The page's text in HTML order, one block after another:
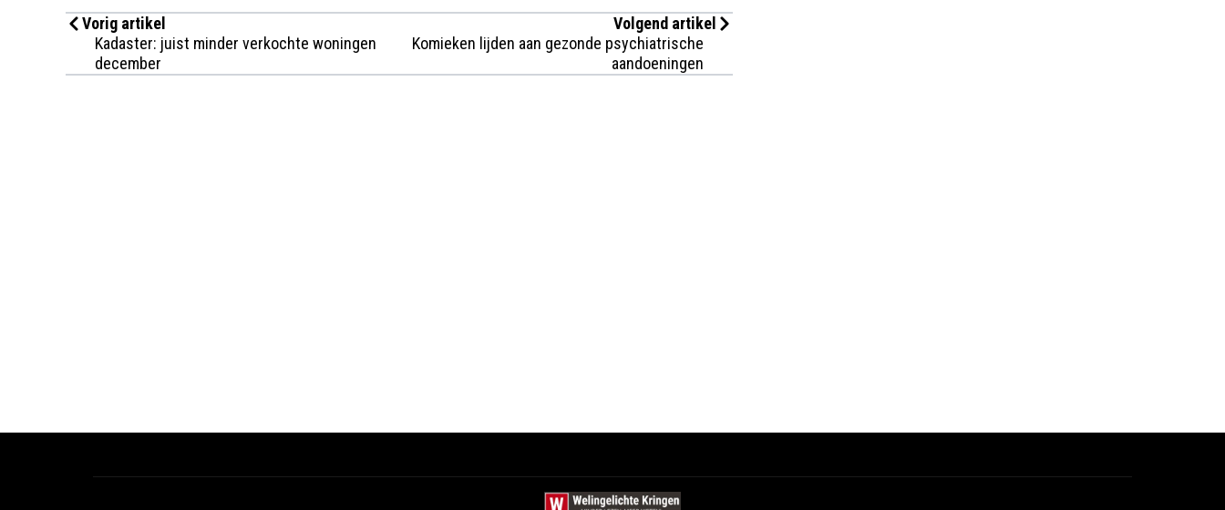
Vorig artikel
Kadaster: juist minder verkochte woningen
december
Volgend artikel
Komieken lijden aan gezonde psychiatrische
aandoeningen